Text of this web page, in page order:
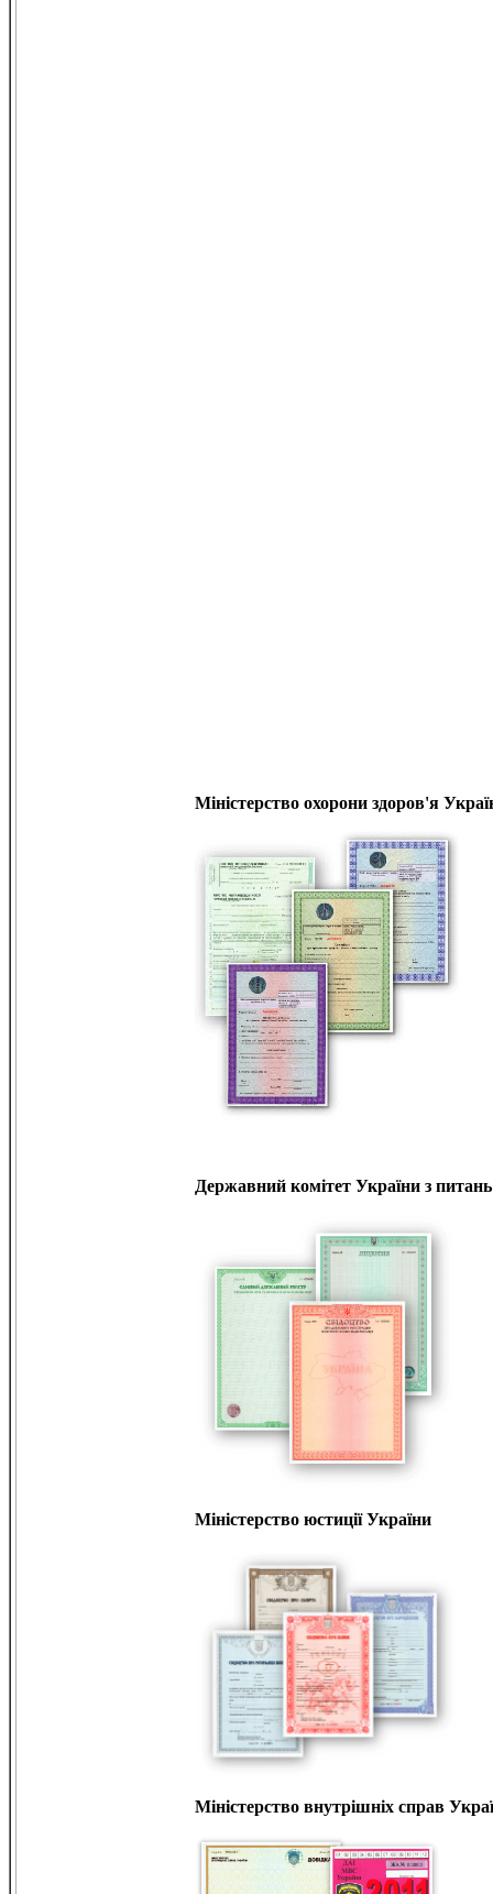
Міністерство охорони здоров'я
Державний комітет України з
Міністерство юстиції України
Міністерство внутрішніх справ